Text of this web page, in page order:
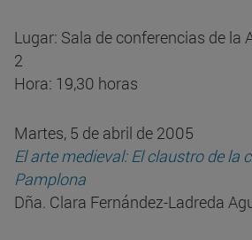
Lugar: Sala de conferencias de la
2
Hora: 19,30 horas
Martes, 5 de abril de 2005
El arte medieval: El claustro de la
Pamplona
Dña. Clara Fernández-Ladreda